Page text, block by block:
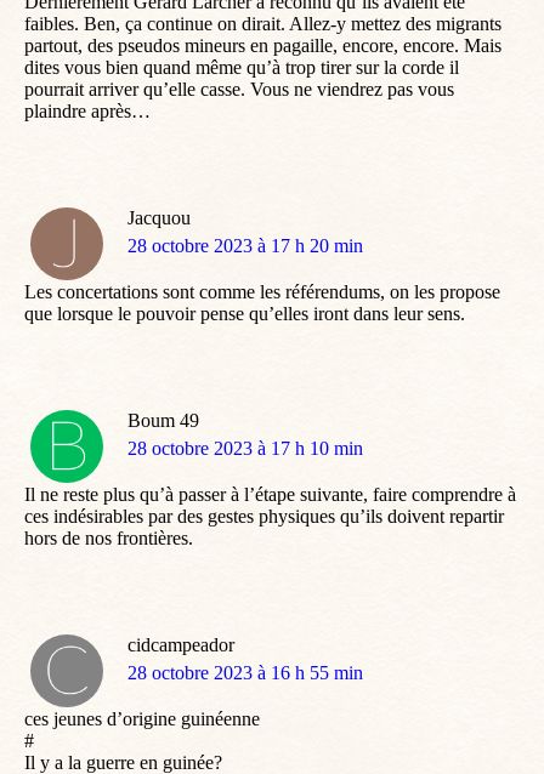
faibles. Ben, ça continue on dirait. Allez-y mettez des migrants
partout, des pseudos mineurs en pagaille, encore, encore. Mais
dites vous bien quand même qu’à trop tirer sur la corde il
pourrait arriver qu’elle casse. Vous ne viendrez pas vous
plaindre après…
Jacquou
dit
28 octobre 2023 à 17 h 20 min
Les concertations sont comme les référendums, on les propose
que lorsque le pouvoir pense qu’elles iront dans leur sens.
Boum 49
dit
28 octobre 2023 à 17 h 10 min
Il ne reste plus qu’à passer à l’étape suivante, faire comprendre à
ces indésirables par des gestes physiques qu’ils doivent repartir
hors de nos frontières.
cidcampeador
dit
28 octobre 2023 à 16 h 55 min
ces jeunes d’origine guinéenne
#
Il y a la guerre en guinée?